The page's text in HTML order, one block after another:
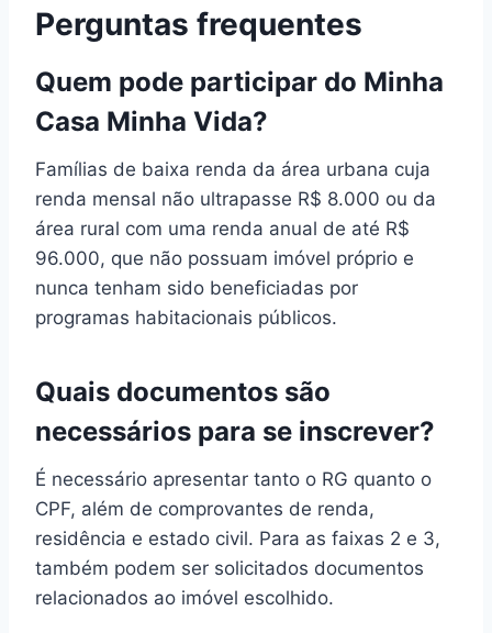
Perguntas frequentes
Quem pode participar do Minha
Casa Minha Vida?
Famílias de baixa renda da área urbana cuja
renda mensal não ultrapasse R$ 8.000 ou da
área rural com uma renda anual de até R$
96.000, que não possuam imóvel próprio e
nunca tenham sido beneficiadas por
programas habitacionais públicos.
Quais documentos são
necessários para se inscrever?
É necessário apresentar tanto o RG quanto o
CPF, além de comprovantes de renda,
residência e estado civil. Para as faixas 2 e 3,
também podem ser solicitados documentos
relacionados ao imóvel escolhido.